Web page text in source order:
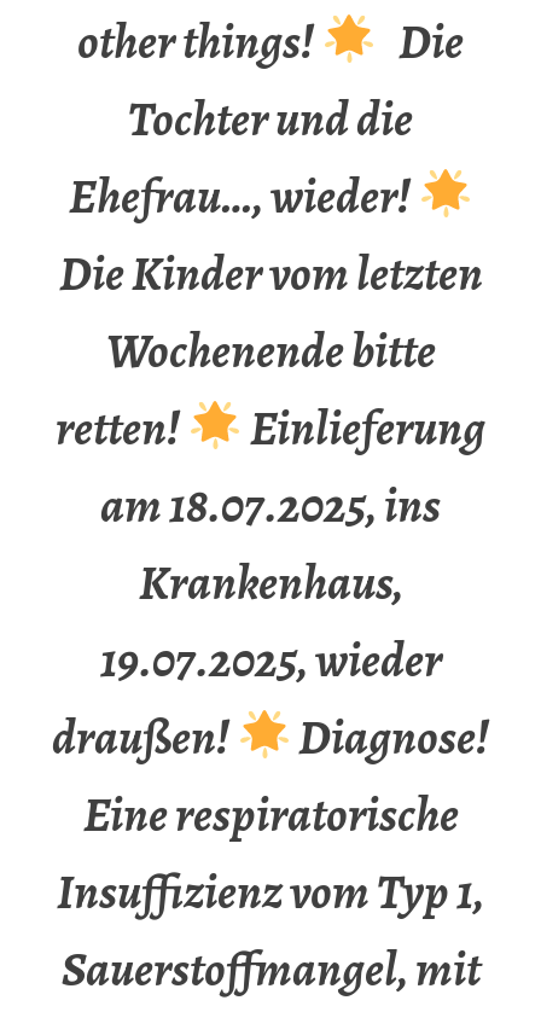
other things!
Die
Tochter und die
Ehefrau…, wieder!
Die Kinder vom letzten
Wochenende bitte
retten!
Einlieferung
am 18.07.2025, ins
Krankenhaus,
19.07.2025, wieder
draußen!
Diagnose!
Eine respiratorische
Insuffizienz vom Typ 1,
Sauerstoffmangel, mit